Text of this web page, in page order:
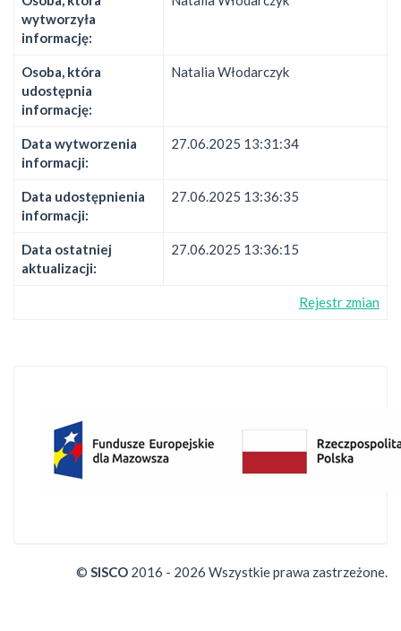
wytworzyła
informację:
Osoba, która
udostępnia
informację:
Natalia Włodarczyk
Data wytworzenia
informacji:
27.06.2025 13:31:34
Data udostępnienia
informacji:
27.06.2025 13:36:35
Data ostatniej
aktualizacji:
27.06.2025 13:36:15
Rejestr zmian
© SISCO 2016 - 2026 Wszystkie prawa zastrzeżone.